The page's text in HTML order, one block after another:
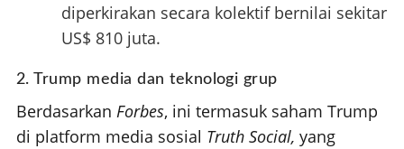
diperkirakan secara kolektif bernilai sekitar
US$ 810 juta.
2. Trump media dan teknologi grup
Berdasarkan Forbes, ini termasuk saham Trump
di platform media sosial Truth Social, yang